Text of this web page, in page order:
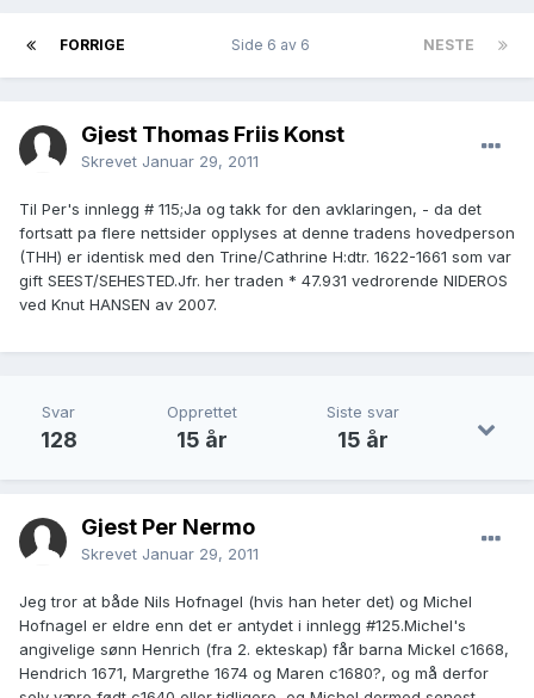
FORRIGE NESTE
Side 6 av 6
Gjest Thomas Friis Konst
Skrevet Januar 29, 2011
Til Per's innlegg # 115;Ja og takk for den avklaringen, - da det
fortsatt pa flere nettsider opplyses at denne tradens hovedperson
(THH) er identisk med den Trine/Cathrine H:dtr. 1622-1661 som var
gift SEEST/SEHESTED.Jfr. her traden * 47.931 vedrorende NIDEROS
ved Knut HANSEN av 2007.
Svar
128
Opprettet
15 år
Siste svar
15 år
Gjest Per Nermo
Skrevet Januar 29, 2011
Jeg tror at både Nils Hofnagel (hvis han heter det) og Michel
Hofnagel er eldre enn det er antydet i innlegg #125.Michel's
angivelige sønn Henrich (fra 2. ekteskap) får barna Mickel c1668,
Hendrich 1671, Margrethe 1674 og Maren c1680?, og må derfor